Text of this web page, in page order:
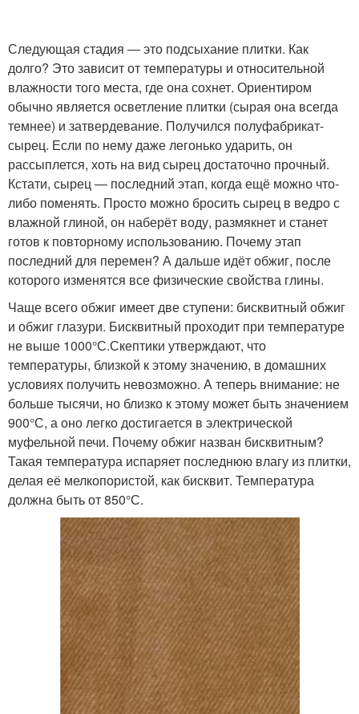
Следующая стадия ― это подсыхание плитки. Как
долго? Это зависит от температуры и относительной
влажности того места, где она сохнет. Ориентиром
обычно является осветление плитки (сырая она всегда
темнее) и затвердевание. Получился полуфабрикат-
сырец. Если по нему даже легонько ударить, он
рассыплется, хоть на вид сырец достаточно прочный.
Кстати, сырец ― последний этап, когда ещё можно что-
либо поменять. Просто можно бросить сырец в ведро с
влажной глиной, он наберёт воду, размякнет и станет
готов к повторному использованию. Почему этап
последний для перемен? А дальше идёт обжиг, после
которого изменятся все физические свойства глины.
Чаще всего обжиг имеет две ступени: бисквитный обжиг
и обжиг глазури. Бисквитный проходит при температуре
не выше 1000°С.Скептики утверждают, что
температуры, близкой к этому значению, в домашних
условиях получить невозможно. А теперь внимание: не
больше тысячи, но близко к этому может быть значением
900°С, а оно легко достигается в электрической
муфельной печи. Почему обжиг назван бисквитным?
Такая температура испаряет последнюю влагу из плитки,
делая её мелкопористой, как бисквит. Температура
должна быть от 850°С.